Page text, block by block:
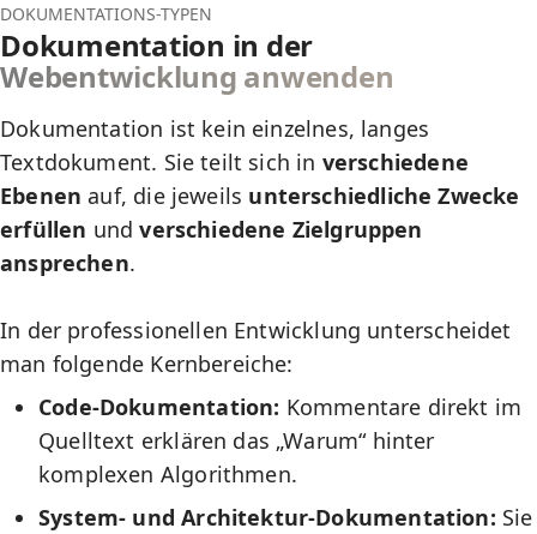
DOKUMENTATIONS-TYPEN
Dokumentation in der
Webentwicklung anwenden
Dokumentation ist kein einzelnes, langes
Textdokument. Sie teilt sich in verschiedene
Ebenen auf, die jeweils unterschiedliche Zwecke
erfüllen undverschiedene Zielgruppen
ansprechen.
In der professionellen Entwicklung unterscheidet
man folgende Kernbereiche:
Code-Dokumentation: Kommentare direkt im
Quelltext erklären das „Warum“ hinter
komplexen Algorithmen.
System- und Architektur-Dokumentation: Sie